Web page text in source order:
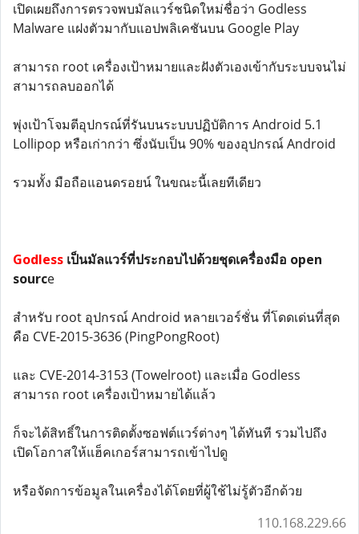
เปิดเผยถึงการตรวจพบมัลแวร์ชนิดใหม่ชื่อว่า Godless
Malware แฝงตัวมากับแอปพลิเคชันบน Google Play
สามารถ root เครื่องเป้าหมายและฝังตัวเองเข้ากับระบบจนไม่
สามารถลบออกได้
พุ่งเป้าโจมตีอุปกรณ์ที่รันบนระบบปฏิบัติการ Android 5.1
Lollipop หรือเก่ากว่า ซึ่งนับเป็น 90% ของอุปกรณ์ Android
รวมทั้ง มือถือแอนดรอยน์ ในขณะนี้เลยทีเดียว
Godless เป็นมัลแวร์ที่ประกอบไปด้วยชุดเครื่องมือ open
source
สำหรับ root อุปกรณ์ Android หลายเวอร์ชั่น ที่โดดเด่นที่สุด
คือ CVE-2015-3636 (PingPongRoot)
และ CVE-2014-3153 (Towelroot) และเมื่อ Godless
สามารถ root เครื่องเป้าหมายได้แล้ว
ก็จะได้สิทธิ์ในการติดตั้งซอฟต์แวร์ต่างๆ ได้ทันที รวมไปถึง
เปิดโอกาสให้แฮ็คเกอร์สามารถเข้าไปดู
หรือจัดการข้อมูลในเครื่องได้โดยที่ผู้ใช้ไม่รู้ตัวอีกด้วย
110.168.229.66